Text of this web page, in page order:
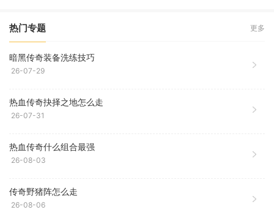
热门专题 更多
暗黑传奇装备洗练技巧
26-07-29
热血传奇抉择之地怎么走
26-07-31
热血传奇什么组合最强
26-08-03
传奇野猪阵怎么走
26-08-06